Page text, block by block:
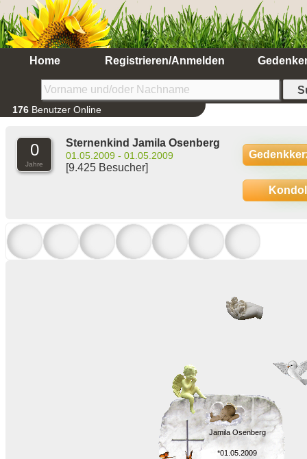
Home Registrieren/Anmelden
176 Benutzer Online
0
Jahre
Sternenkind Jamila Osenberg
01.05.2009 - 01.05.2009
[9.425 Besucher]
Jamila Osenberg
*01.05.2009